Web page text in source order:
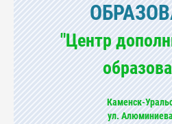
"Центр
Каменск-
ул.